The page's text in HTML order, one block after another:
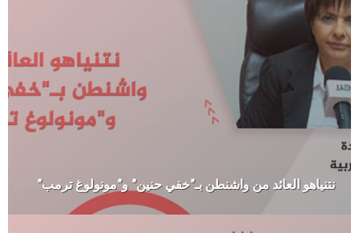
نتنياهو العائد من واشنطن بـ”خفي حنين” و”مونولوغ ترمب”